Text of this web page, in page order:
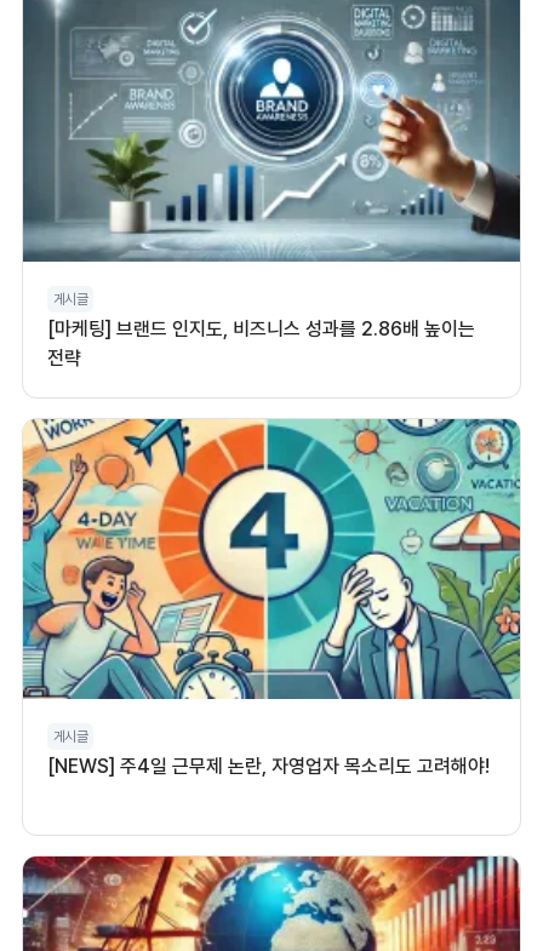
게시글
[마케팅] 브랜드 인지도, 비즈니스 성과를 2.86배 높이는
전략
게시글
[NEWS] 주4일 근무제 논란, 자영업자 목소리도 고려해야!